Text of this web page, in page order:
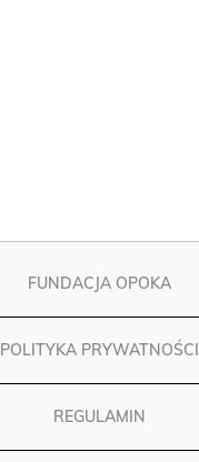
FUNDACJA OPOKA
POLITYKA PRYWATNOŚCI
REGULAMIN